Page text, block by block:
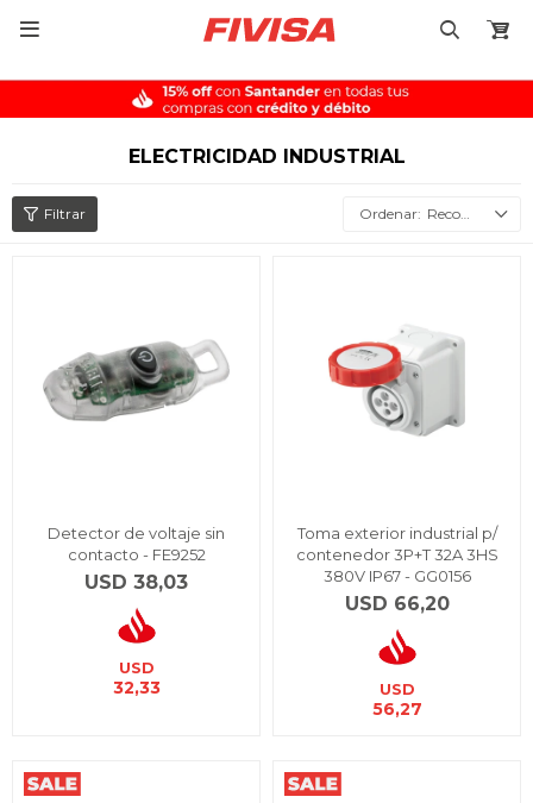

ELECTRICIDAD INDUSTRIAL
Recomendados
Detector de voltaje sin
contacto - FE9252
USD 38,03
USD
32,33
Toma exterior industrial p/
contenedor 3P+T 32A 3HS
380V IP67 - GG0156
USD 66,20
USD
56,27